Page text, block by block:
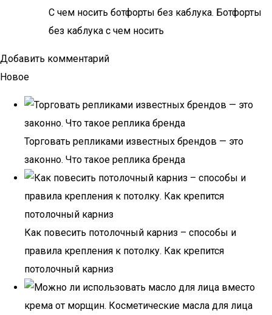
С чем носить ботфорты без каблука. Ботфорты
без каблука с чем носить
Добавить комментарий
Новое
Торговать репликами известных брендов — это
законно. Что такое реплика бренда
Как повесить потолочный карниз – способы и
правила крепления к потолку. Как крепится
потолочный карниз